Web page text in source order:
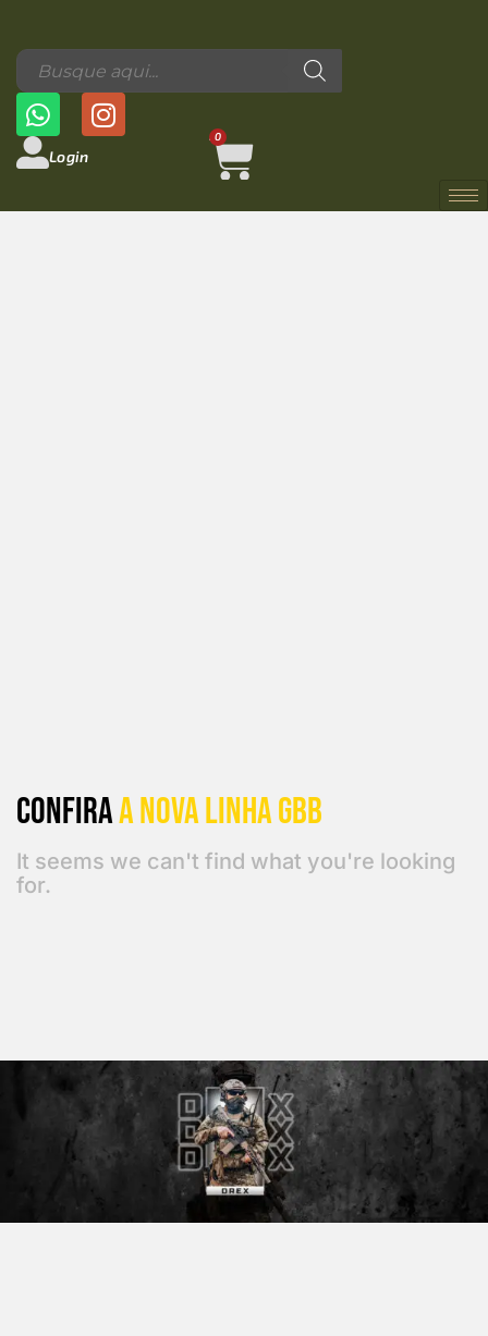
Login
0
Confiraa Nova linha GBB
It seems we can't find what you're looking
for.